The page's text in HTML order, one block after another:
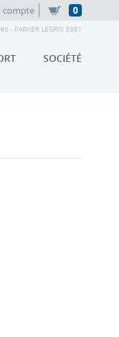
compte 0
- PARKER LEGRIS 3381
SOCIÉTÉ